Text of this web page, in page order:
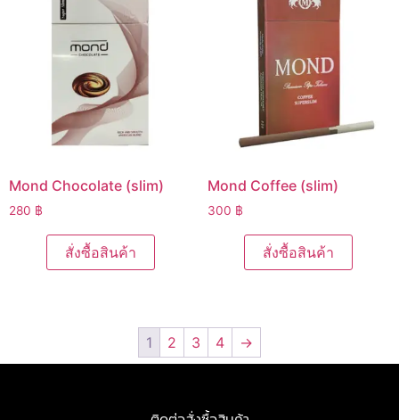
Mond Chocolate (slim)
280 ฿
สั่งซื้อสินค้า
Mond Coffee (slim)
300 ฿
สั่งซื้อสินค้า
1 2 3 4 →